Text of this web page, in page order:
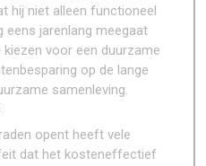
hij niet alleen functioneel
eens jarenlang meegaat
voor een duurzame
op de lange
samenleving.
opent heeft vele
dat het kosteneffectief